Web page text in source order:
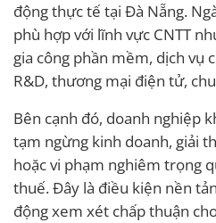
động thực tế tại Đà Nẵng.
phù hợp với lĩnh vực CNTT
gia công phần mềm, dịch vụ
R&D, thương mại điện tử,
Bên cạnh đó, doanh nghiệp
tạm ngừng kinh doanh, giải
hoặc vi phạm nghiêm trọng
thuế. Đây là điều kiện nền
động xem xét chấp thuận